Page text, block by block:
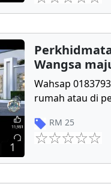
1
Wangsa
Wahsap
rumah atau di
RM 25